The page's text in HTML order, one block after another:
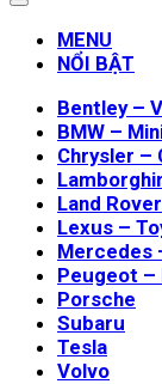
MENU
NỔI BẬT
Bentley –
BMW –
Chrysler –
Land
Lexus –
Mercedes
Peugeot –
Porsche
Subaru
Tesla
Volvo